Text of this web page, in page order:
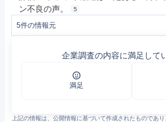
ン不良の声。
5
5件の情報元
社是・サービス方針 | 企業情報 | ヘルシーサービス
ヘルシーサービスの口コミ一覧 - エン カイシャの評
企業調査の内容に満足して
満足
上記の情報は、公開情報に基づいて作成されたものであ